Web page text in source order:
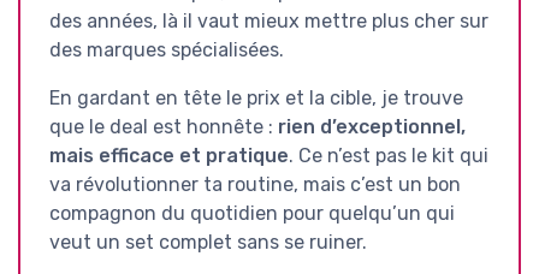
des années, là il vaut mieux mettre plus cher sur
des marques spécialisées.
En gardant en tête le prix et la cible, je trouve
que le deal est honnête : rien d’exceptionnel,
mais efficace et pratique. Ce n’est pas le kit qui
va révolutionner ta routine, mais c’est un bon
compagnon du quotidien pour quelqu’un qui
veut un set complet sans se ruiner.